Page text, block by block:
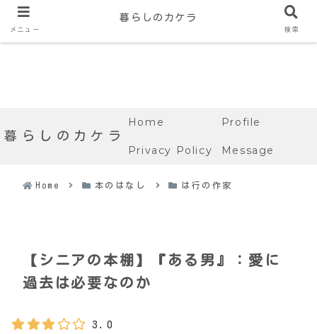
暮らしのカケラ
Home Profile
Privacy Policy Message
Home 本のはなし は行の作家
【シニアの本棚】『ある男』：愛に
過去は必要なのか
3.0
メニュー
暮らしのカケラ
検索